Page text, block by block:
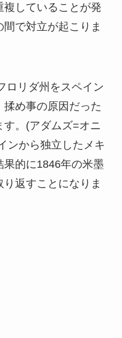
していることが発
で対立が起こりま
ロリダ州をスペイン
め事の原因だった
。(アダムズ=オニ
ンから独立したメキ
果的に1846年の米墨
返すことになりま